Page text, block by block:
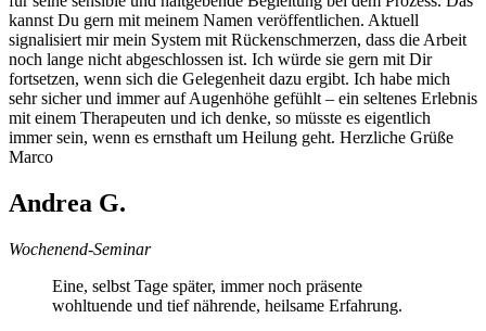
kannst Du gern mit meinem Namen veröffentlichen. Aktuell
signalisiert mir mein System mit Rückenschmerzen, dass die Arbeit
noch lange nicht abgeschlossen ist. Ich würde sie gern mit Dir
fortsetzen, wenn sich die Gelegenheit dazu ergibt. Ich habe mich
sehr sicher und immer auf Augenhöhe gefühlt – ein seltenes Erlebnis
mit einem Therapeuten und ich denke, so müsste es eigentlich
immer sein, wenn es ernsthaft um Heilung geht. Herzliche Grüße
Marco
Andrea G.
Wochenend-Seminar
Eine, selbst Tage später, immer noch präsente
wohltuende und tief nährende, heilsame Erfahrung.